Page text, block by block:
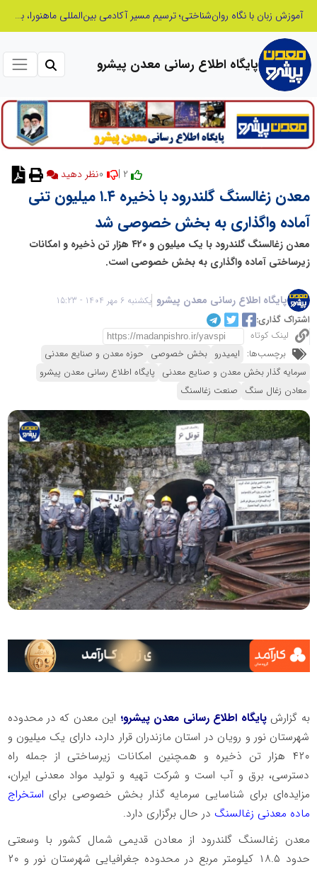
آموزش زبان با نگاه روان‌شناختی؛ ترسیم مسیر آکادمی بین‌المللی ماهنورا، برای یادگیری اثربخش
پایگاه اطلاع رسانی معدن پیشرو
نظر دهید
معدن زغالسنگ گلندرود با ذخیره ۱.۴ میلیون تنی
آماده واگذاری به بخش خصوصی شد
معدن زغالسنگ گلندرود با یک میلیون و ۴۲۰ هزار تن ذخیره و امکانات
زیرساختی آماده واگذاری به بخش خصوصی است.
پایگاه اطلاع رسانی معدن پیشرو یکشنبه 6 مهر 1404 - 15:23
اشتراک گذاری:
لینک کوتاه
برچسب‌ها: ایمیدرو بخش خصوصی حوزه معدن و صنایع معدنی
سرمایه گذار بخش معدن و صنایع معدنی پایگاه اطلاع رسانی معدن پیشرو
معادن زغال سنگ صنعت زغالسنگ
به گزارش پایگاه اطلاع رسانی معدن پیشرو؛ این معدن که در محدوده
شهرستان نور و رویان در استان مازندران قرار دارد، دارای یک میلیون و
۴۲۰ هزار تن ذخیره و همچنین امکانات زیرساختی از جمله راه
دسترسی، برق و آب است و شرکت تهیه و تولید مواد معدنی ایران،
مزایده‌ای برای شناسایی سرمایه گذار بخش خصوصی برای استخراج
ماده معدنی زغالسنگ در حال برگزاری دارد.
معدن زغالسنگ گلندرود از معادن قدیمی شمال کشور با وسعتی
حدود ۱۸.۵ کیلومتر مربع در محدوده جغرافیایی شهرستان نور و ۲۰